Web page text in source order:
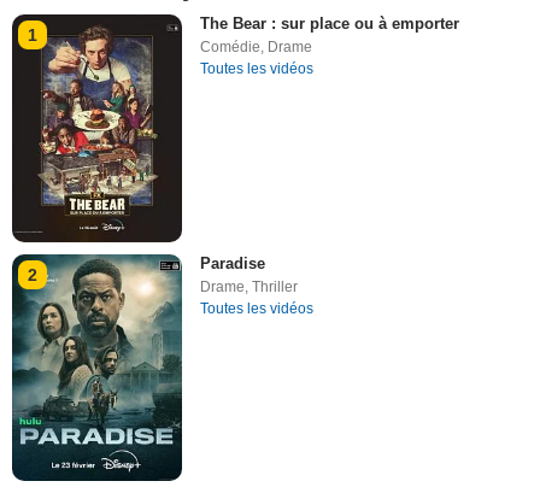
1
The Bear : sur place ou à emporter
Comédie, Drame
Toutes les vidéos
2
Paradise
Drame ,Thriller
Toutes les vidéos